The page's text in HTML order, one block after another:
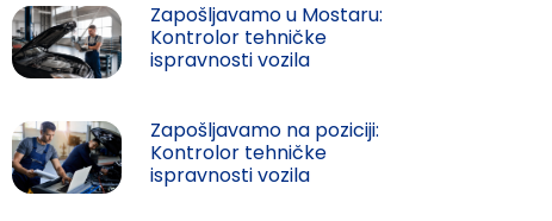
Zapošljavamo u Mostaru:
Kontrolor tehničke
ispravnosti vozila
Zapošljavamo na poziciji:
Kontrolor tehničke
ispravnosti vozila